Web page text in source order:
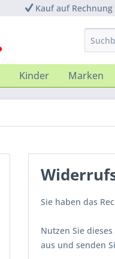
Kauf auf Rechnung
Kinder Marken
Sie haben das
Nutzen Sie
aus und senden